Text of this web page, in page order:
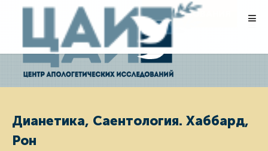
ПОЖЕРТВОВАНИЯ
Дианетика, Саентология. Хаббард,
Рон